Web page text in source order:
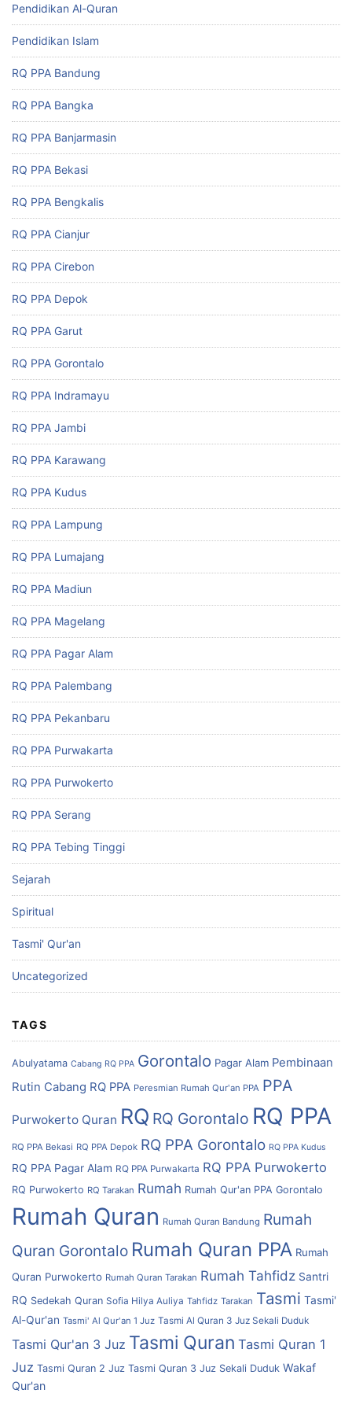
Pendidikan Al-Quran
Pendidikan Islam
RQ PPA Bandung
RQ PPA Bangka
RQ PPA Banjarmasin
RQ PPA Bekasi
RQ PPA Bengkalis
RQ PPA Cianjur
RQ PPA Cirebon
RQ PPA Depok
RQ PPA Garut
RQ PPA Gorontalo
RQ PPA Indramayu
RQ PPA Jambi
RQ PPA Karawang
RQ PPA Kudus
RQ PPA Lampung
RQ PPA Lumajang
RQ PPA Madiun
RQ PPA Magelang
RQ PPA Pagar Alam
RQ PPA Palembang
RQ PPA Pekanbaru
RQ PPA Purwakarta
RQ PPA Purwokerto
RQ PPA Serang
RQ PPA Tebing Tinggi
Sejarah
Spiritual
Tasmi' Qur'an
Uncategorized
TAGS
Abulyatama Cabang RQ PPA Gorontalo Pagar Alam Pembinaan
Rutin Cabang RQ PPA Peresmian Rumah Qur'an PPA PPA
Purwokerto Quran RQ RQ Gorontalo RQ PPA
RQ PPA Bekasi RQ PPA Depok RQ PPA Gorontalo RQ PPA Kudus
RQ PPA Pagar Alam RQ PPA Purwakarta RQ PPA Purwokerto
RQ Purwokerto RQ Tarakan Rumah Rumah Qur'an PPA Gorontalo
Rumah Quran Rumah Quran Bandung Rumah
Quran Gorontalo Rumah Quran PPA Rumah
Quran Purwokerto Rumah Quran Tarakan Rumah Tahfidz Santri
RQ Sedekah Quran Sofia Hilya Auliya Tahfidz Tarakan Tasmi Tasmi'
Al-Qur'an Tasmi' Al Qur'an 1 Juz Tasmi Al Quran 3 Juz Sekali Duduk
Tasmi Qur'an 3 Juz Tasmi Quran Tasmi Quran 1
Juz Tasmi Quran 2 Juz Tasmi Quran 3 Juz Sekali Duduk Wakaf
Qur'an